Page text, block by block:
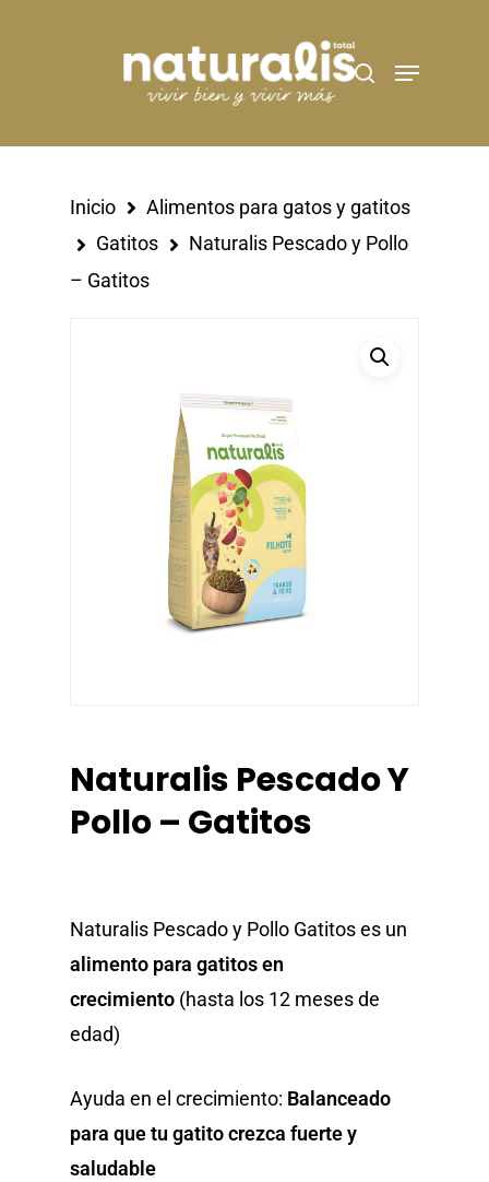
Inicio
Alimentos para gatos y gatitos
Gatitos
Naturalis Pescado y Pollo
– Gatitos
Naturalis Pescado Y
Pollo – Gatitos
Naturalis Pescado y Pollo Gatitos es un
alimento para gatitos en
crecimiento (hasta los 12 meses de
edad)
Ayuda en el crecimiento: Balanceado
para que tu gatito crezca fuerte y
saludable